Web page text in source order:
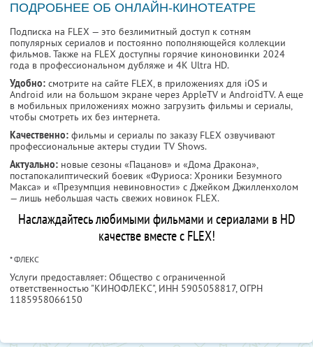
ПОДРОБНЕЕ ОБ ОНЛАЙН-КИНОТЕАТРЕ
Подписка на FLEX — это безлимитный доступ к сотням
популярных сериалов и постоянно пополняющейся коллекции
фильмов. Также на FLEX доступны горячие киноновинки 2024
года в профессиональном дубляже и 4К Ultra HD.
Удобно: смотрите на сайте FLEX, в приложениях для iOS и
Android или на большом экране через AppleTV и AndroidTV. А еще
в мобильных приложениях можно загрузить фильмы и сериалы,
чтобы смотреть их без интернета.
Качественно: фильмы и сериалы по заказу FLEX озвучивают
профессиональные актеры студии TV Shows.
Актуально: новые сезоны «Пацанов» и «Дома Дракона»,
постапокалиптический боевик «Фуриоса: Хроники Безумного
Макса» и «Презумпция невиновности» с Джейком Джилленхолом
— лишь небольшая часть свежих новинок FLEX.
Наслаждайтесь любимыми фильмами и сериалами в HD
качестве вместе с FLEX!
* ФЛЕКС
Услуги предоставляет: Общество с ограниченной
ответственностью "КИНОФЛЕКС", ИНН 5905058817, ОГРН
1185958066150